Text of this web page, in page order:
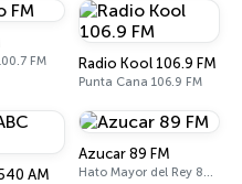
FM Radio Kool 106.9 FM
Punta Cana 106.9 FM
AM
Azucar 89 FM
Hato Mayor del Rey 89.1 FM